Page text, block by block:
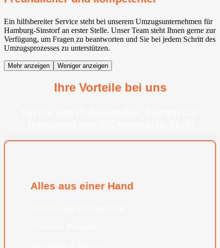
Ein hilfsbereiter Service steht bei unserem Umzugsunternehmen für
Hamburg-Sinstorf an erster Stelle. Unser Team steht Ihnen gerne zur
Verfügung, um Fragen zu beantworten und Sie bei jedem Schritt des
Umzugsprozesses zu unterstützen.
Mehr anzeigen Weniger anzeigen
Ihre Vorteile bei uns
Alles aus einer Hand